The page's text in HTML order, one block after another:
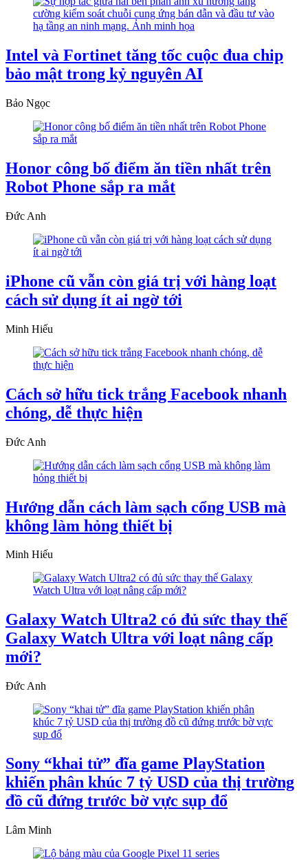
Intel và Fortinet tăng tốc cuộc đua chip
bảo mật trong kỷ nguyên AI
Bảo Ngọc
Honor công bố điểm ăn tiền nhất trên
Robot Phone sắp ra mắt
Đức Anh
iPhone cũ vẫn còn giá trị với hàng loạt
cách sử dụng ít ai ngờ tới
Minh Hiếu
Cách sở hữu tick trắng Facebook nhanh
chóng, dễ thực hiện
Đức Anh
Hướng dẫn cách làm sạch cổng USB mà
không làm hỏng thiết bị
Minh Hiếu
Galaxy Watch Ultra2 có đủ sức thay thế
Galaxy Watch Ultra với loạt nâng cấp
mới?
Đức Anh
Sony “khai tử” đĩa game PlayStation
khiến phân khúc 7 tỷ USD của thị trường
đồ cũ đứng trước bờ vực sụp đổ
Lâm Minh